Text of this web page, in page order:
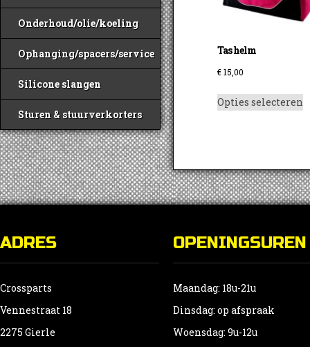
Onderhoud/olie/koeling
Ophanging/spacers/service
Silicone slangen
Sturen & stuurverkorters
Tas helm
€15,00
Opties selecteren
ADRES
Crossparts
Vennestraat 18
2275 Gierle
OPENINGSUREN
Maandag: 18u-21u
Dinsdag: op afspraak
Woensdag: 9u-12u